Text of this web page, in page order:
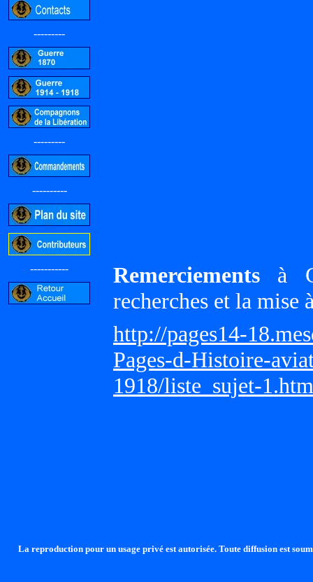
---------
---------
----------
----------- Remerciements à
recherches et la mise
http://pages14-
Pages-d-Histoire-
1918/liste_sujet-1.htm
La reproduction pour un usage privé est autorisée. Toute diffusion est